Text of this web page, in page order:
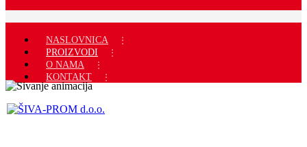
NASLOVNICA
PROIZVODI
O NAMA
KONTAKT